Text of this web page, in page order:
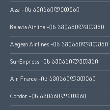
Azal -ის ავიაბილეთები
Belavia Airline -ის ავიაბილეთები
Aegean Airlines -ის ავიაბილეთები
SunExpress -ის ავიაბილეთები
Air France -ის ავიაბილეთები
Condor -ის ავიაბილეთები